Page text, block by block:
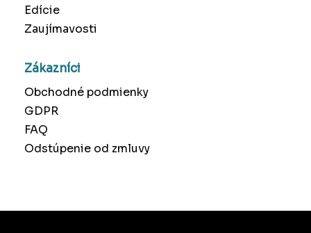
Edície
Zaujímavosti
Zákazníci
Obchodné podmienky
GDPR
FAQ
Odstúpenie od zmluvy